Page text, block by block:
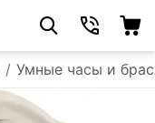
/ Умные часы и